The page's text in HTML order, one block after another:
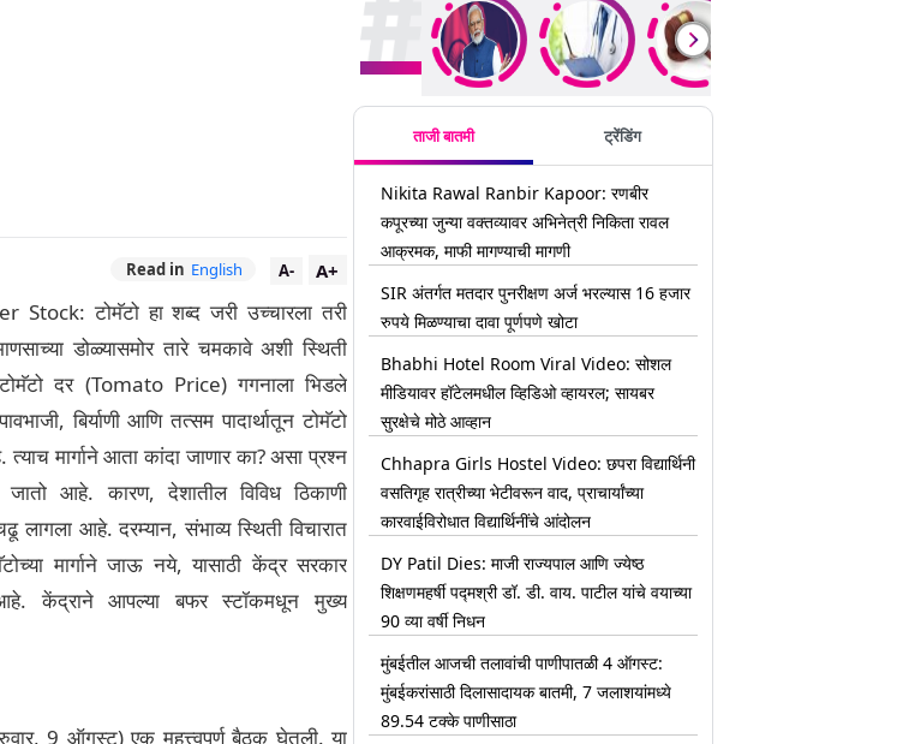
Read in English A+
A-
टोमॅटो हा शब्द जरी उच्चारला तरी
डोळ्यासमोर तारे चमकावे अशी स्थिती
दर (Tomato Price) गगनाला भिडले
बिर्याणी आणि तत्सम पादार्थातून टोमॅटो
मार्गाने आता कांदा जाणार का? असा प्रश्न
आहे. कारण, देशातील विविध ठिकाणी
लागला आहे. दरम्यान, संभाव्य स्थिती विचारात
मार्गाने जाऊ नये, यासाठी केंद्र सरकार
केंद्राने आपल्या बफर स्टॉकमधून मुख्य
9 ऑगस्ट) एक महत्त्वपूर्ण बैठक घेतली. या
ताजी बातमी ट्रेंडिंग
Nikita Rawal Ranbir Kapoor: रणबीर
कपूरच्या जुन्या वक्तव्यावर अभिनेत्री निकिता रावल
आक्रमक, माफी मागण्याची मागणी
SIR अंतर्गत मतदार पुनरीक्षण अर्ज भरल्यास 16 हजार
रुपये मिळण्याचा दावा पूर्णपणे खोटा
Bhabhi Hotel Room Viral Video: सोशल
मीडियावर हॉटेलमधील व्हिडिओ व्हायरल; सायबर
सुरक्षेचे मोठे आव्हान
Chhapra Girls Hostel Video: छपरा विद्यार्थिनी
वसतिगृह रात्रीच्या भेटीवरून वाद, प्राचार्यांच्या
कारवाईविरोधात विद्यार्थिनींचे आंदोलन
DY Patil Dies: माजी राज्यपाल आणि ज्येष्ठ
शिक्षणमहर्षी पद्मश्री डॉ. डी. वाय. पाटील यांचे वयाच्या
90 व्या वर्षी निधन
मुंबईतील आजची तलावांची पाणीपातळी 4 ऑगस्ट:
मुंबईकरांसाठी दिलासादायक बातमी, 7 जलाशयांमध्ये
89.54 टक्के पाणीसाठा